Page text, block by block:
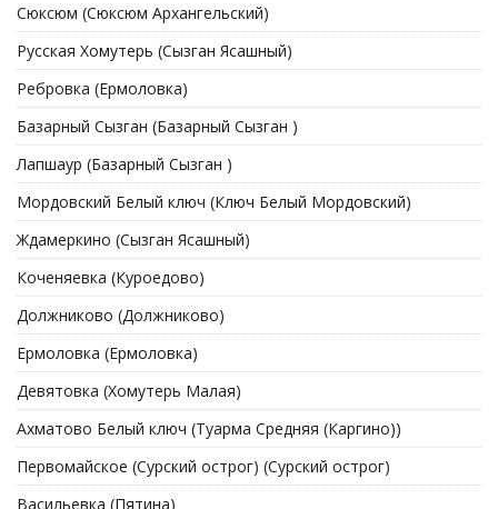
Сюксюм (Сюксюм Архангельский)
Русская Хомутерь (Сызган Ясашный)
Ребровка (Ермоловка)
Базарный Сызган (Базарный Сызган )
Лапшаур (Базарный Сызган )
Мордовский Белый ключ (Ключ Белый Мордовский)
Ждамеркино (Сызган Ясашный)
Коченяевка (Куроедово)
Должниково (Должниково)
Ермоловка (Ермоловка)
Девятовка (Хомутерь Малая)
Ахматово Белый ключ (Туарма Средняя (Каргино))
Первомайское (Сурский острог) (Сурский острог)
Васильевка (Пятина)